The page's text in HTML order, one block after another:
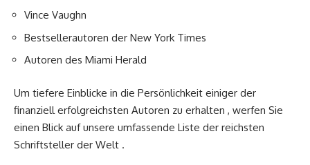
Vince Vaughn
Bestsellerautoren der New York Times
Autoren des Miami Herald
Um tiefere Einblicke in die Persönlichkeit einiger der
finanziell erfolgreichsten Autoren zu erhalten , werfen Sie
einen Blick auf unsere umfassende Liste der reichsten
Schriftsteller der Welt .